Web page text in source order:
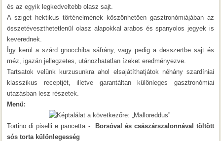
és az egyik legkedveltebb olasz sajt.
A sziget hektikus történelmének köszönhetően gasztronómiájában az
összetéveszthetetlenül olasz alapokkal arabos és spanyolos jegyek is
keverednek.
Így kerül a szárd gnocchiba sáfrány, vagy pedig a desszertbe sajt és
méz, igazán jellegzetes, utánozhatatlan ízeket eredményezve.
Tartsatok velünk kurzusunkra ahol elsajátíthatjátok néhány szardíniai
klasszikus receptjét, illetve garantáltan különleges gasztronómiai
utazásban lesz részetek.
Menü:
Tortino di piselli e pancetta -
Borsóval és császárszalonnával töltött
sós torta különlegesség